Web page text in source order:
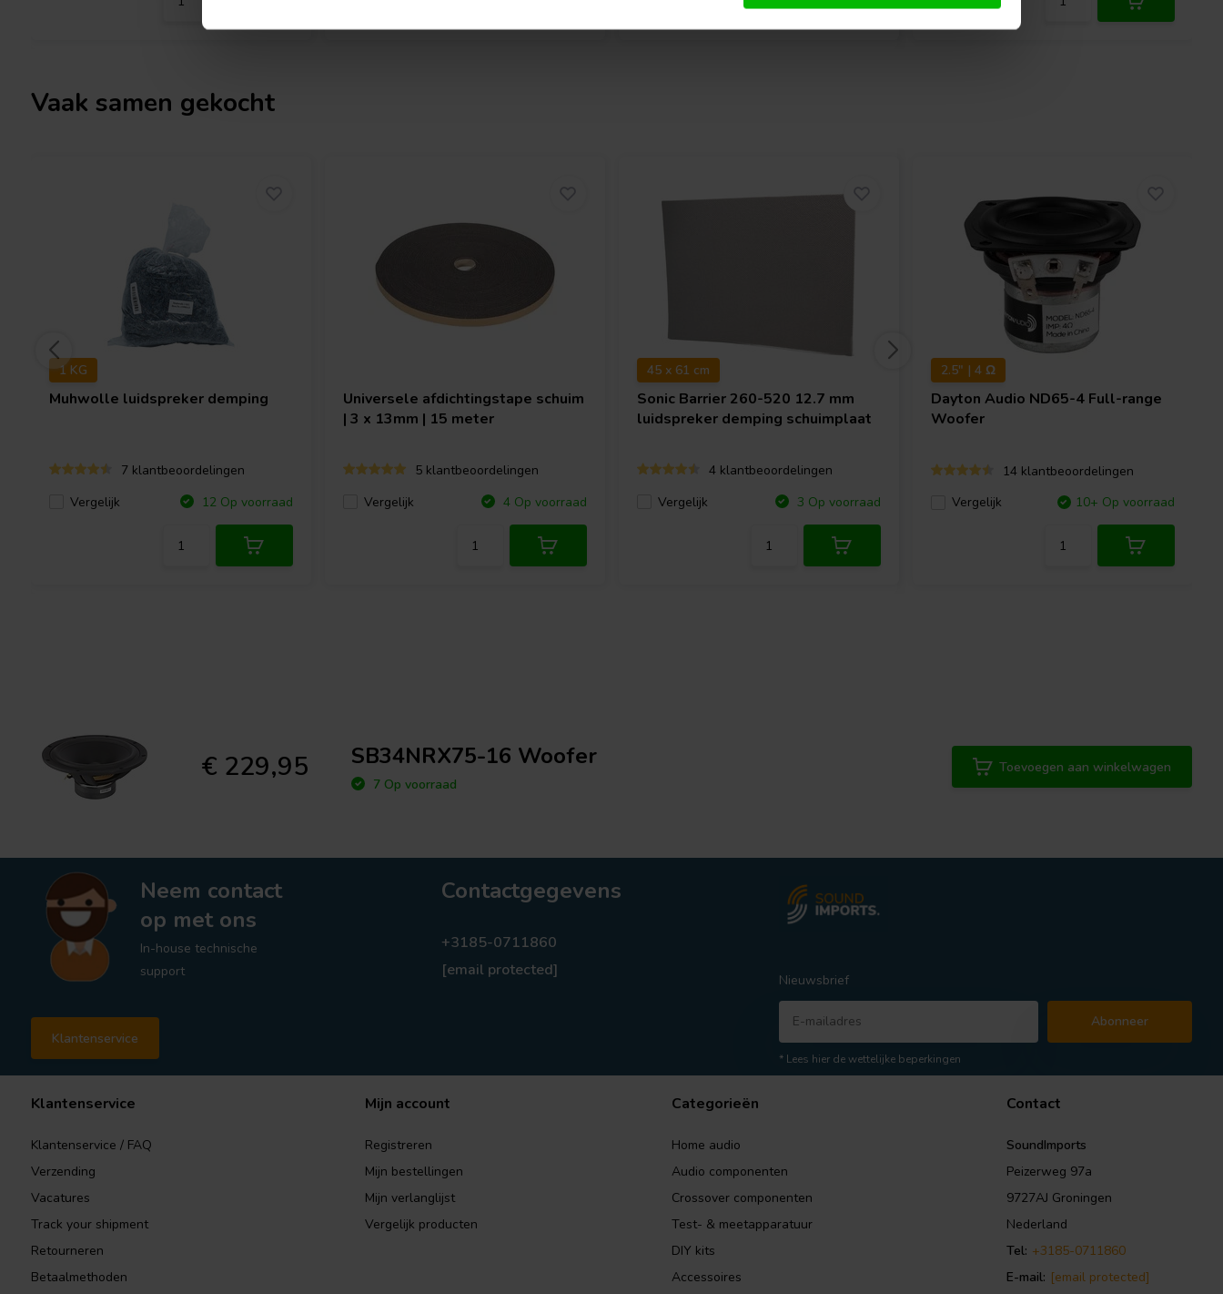
Vaak samen gekocht
1 KG
Muhwolle luidspreker demping
7 klantbeoordelingen
Vergelijk
12 Op voorraad
Universele afdichtingstape schuim
| 3 x 13mm | 15 meter
5 klantbeoordelingen
Vergelijk
4 Op voorraad
45 x 61 cm
Sonic Barrier 260-520 12.7 mm
luidspreker demping schuimplaat
4 klantbeoordelingen
Vergelijk
3 Op voorraad
2.5" | 4 Ω
Dayton Audio ND65-4 Full-range
Woofer
14 klantbeoordelingen
Vergelijk
10+ Op voorraad
€ 229,95 SB34NRX75-16 Woofer
7 Op voorraad
Toevoegen aan winkelwagen
Neem contact
op met ons
In-house technische
support
Klantenservice
Contactgegevens
+3185-0711860
[email protected]
Nieuwsbrief
Abonneer
* Lees hier de wettelijke beperkingen
Klantenservice
Klantenservice / FAQ
Verzending
Vacatures
Track your shipment
Retourneren
Betaalmethoden
Mijn account
Registreren
Mijn bestellingen
Mijn verlanglijst
Vergelijk producten
Categorieën
Home audio
Audio componenten
Crossover componenten
Test- & meetapparatuur
DIY kits
Accessoires
Contact
SoundImports
Peizerweg 97a
9727AJ Groningen
Nederland
Tel: +3185-0711860
E-mail: [email protected]